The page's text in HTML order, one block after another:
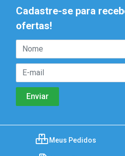
Cadastre-se para
ofertas!
Meus Pedidos